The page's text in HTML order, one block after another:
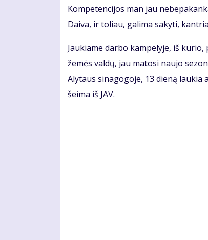
Kompetencijos man jau
Daiva, ir toliau, galima sakyti,
Jaukiame darbo kampelyje, iš
žemės valdų, jau matosi naujo
Alytaus sinagogoje, 13 dieną
šeima iš JAV.